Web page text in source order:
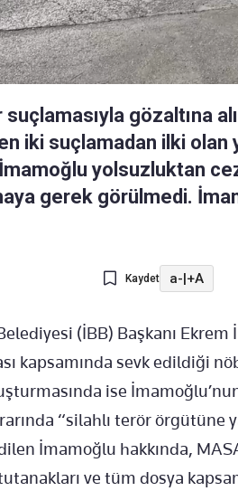
gözaltına
iki suçlamadan ilki olan
İmamoğlu yolsuzluktan
gerek görülmedi.
Kaydet a-|+A
(İBB) Başkanı
kapsamında sevk edildiği
ise
“silahlı terör örgütüne
İmamoğlu hakkında,
ve tüm dosya